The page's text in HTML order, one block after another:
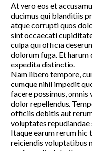
At vero eos et
ducimus qui blanditiis
atque corrupti quos
sint occaecati
culpa qui officia
dolorum fuga. Et
expedita distinctio.
Nam libero tempore,
cumque nihil impedit
facere possimus, omnis
dolor repellendus.
officiis debitis aut
voluptates repudiandae
Itaque earum rerum hic
reiciendis voluptatibus